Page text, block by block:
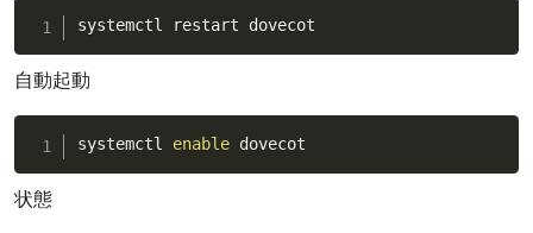
systemctl restart dovecot
自動起動
systemctl enable dovecot
状態